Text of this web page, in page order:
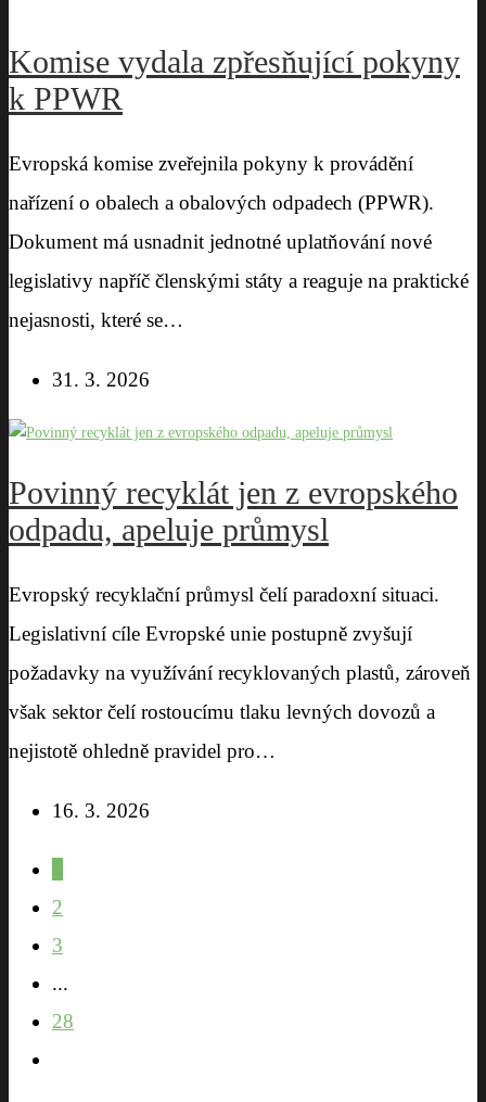
Komise vydala zpřesňující pokyny
k PPWR
Evropská komise zveřejnila pokyny k provádění
nařízení o obalech a obalových odpadech (PPWR).
Dokument má usnadnit jednotné uplatňování nové
legislativy napříč členskými státy a reaguje na praktické
nejasnosti, které se…
31. 3. 2026
Povinný recyklát jen z evropského
odpadu, apeluje průmysl
Evropský recyklační průmysl čelí paradoxní situaci.
Legislativní cíle Evropské unie postupně zvyšují
požadavky na využívání recyklovaných plastů, zároveň
však sektor čelí rostoucímu tlaku levných dovozů a
nejistotě ohledně pravidel pro…
16. 3. 2026
2
3
...
28